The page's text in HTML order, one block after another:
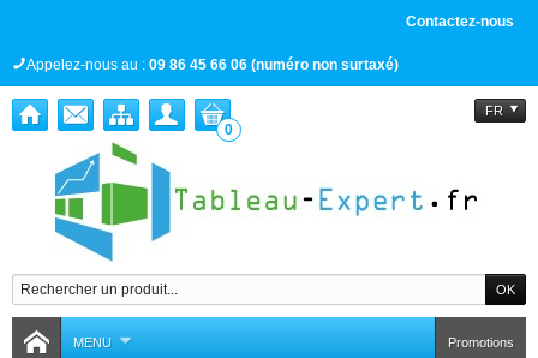
Contactez-nous
Appelez-nous au : 09 86 45 66 06 (numéro non surtaxé)
FR
0
MENU Promotions